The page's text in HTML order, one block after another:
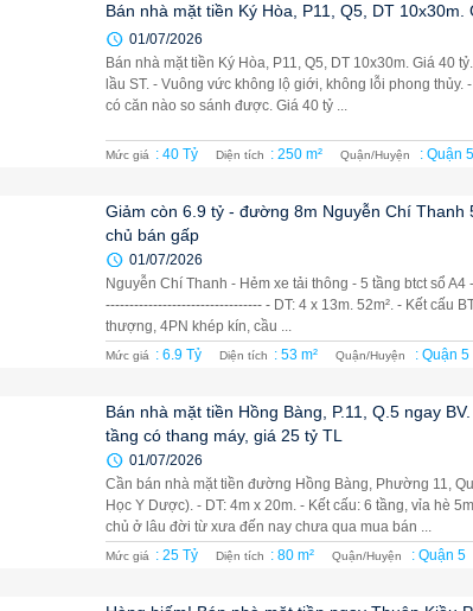
Bán nhà mặt tiền Ký Hòa, P11, Q5, DT 10x30m.
01/07/2026
Bán nhà mặt tiền Ký Hòa, P11, Q5, DT 10x30m. Giá 40
lầu ST. - Vuông vức không lộ giới, không lỗi phong thủy.
có căn nào so sánh được. Giá 40 tỷ ...
Mức giá : 40 Tỷ Diện tích : 250 m² Quận/Huyện : Quận 5
Giảm còn 6.9 tỷ - đường 8m Nguyễn Chí Thanh
chủ bán gấp
01/07/2026
Nguyễn Chí Thanh - Hẻm xe tải thông - 5 tầng btct sổ
--------------------------------- - DT: 4 x 13m. 52m². - Kết cấu
thượng, 4PN khép kín, cầu ...
Mức giá : 6.9 Tỷ Diện tích : 53 m² Quận/Huyện : Quận 5
Bán nhà mặt tiền Hồng Bàng, P.11, Q.5 ngay
tầng có thang máy, giá 25 tỷ TL
01/07/2026
Cần bán nhà mặt tiền đường Hồng Bàng, Phường 11,
Học Y Dược). - DT: 4m x 20m. - Kết cấu: 6 tầng, vỉa hè
chủ ở lâu đời từ xưa đến nay chưa qua mua bán ...
Mức giá : 25 Tỷ Diện tích : 80 m² Quận/Huyện : Quận 5